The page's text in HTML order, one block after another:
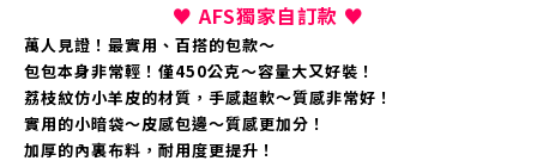
♥ AFS獨家自訂款 ♥
萬人見證！最實用、百搭的包款～
包包本身非常輕！僅450公克～容量大又好裝！
荔枝紋仿小羊皮的材質，手感超軟～質感非常好！
實用的小暗袋～皮感包邊～質感更加分！
加厚的內裏布料，耐用度更提升！